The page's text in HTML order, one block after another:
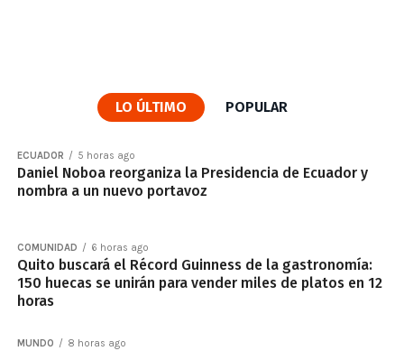
LO ÚLTIMO POPULAR
ECUADOR 5 horas ago
Daniel Noboa reorganiza la Presidencia de Ecuador y
nombra a un nuevo portavoz
COMUNIDAD 6 horas ago
Quito buscará el Récord Guinness de la gastronomía:
150 huecas se unirán para vender miles de platos en 12
horas
MUNDO 8 horas ago